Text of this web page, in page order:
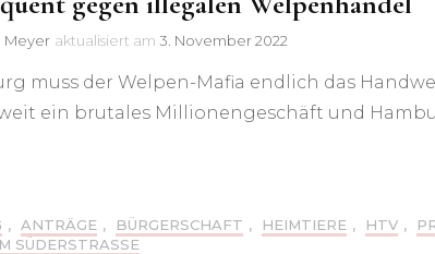
Meyer aktualisiert am 3. November 2022
muss der Welpen-Mafia endlich das
ein brutales Millionengeschäft und
, ANTRÄGE , BÜRGERSCHAFT , HEIMTIERE , HTV ,
SÜDERSTRASSE